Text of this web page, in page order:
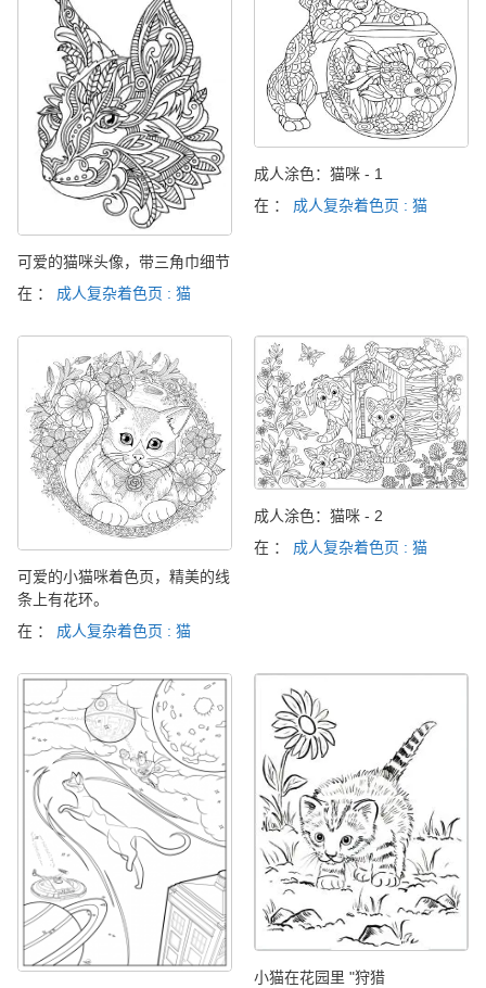
可爱的猫咪头像，带三角巾细节
在 ： 成人复杂着色页 : 猫
成人涂色：猫咪 - 1
在 ： 成人复杂着色页 : 猫
可爱的小猫咪着色页，精美的线
条上有花环。
在 ： 成人复杂着色页 : 猫
成人涂色：猫咪 - 2
在 ： 成人复杂着色页 : 猫
小猫在花园里 "狩猎